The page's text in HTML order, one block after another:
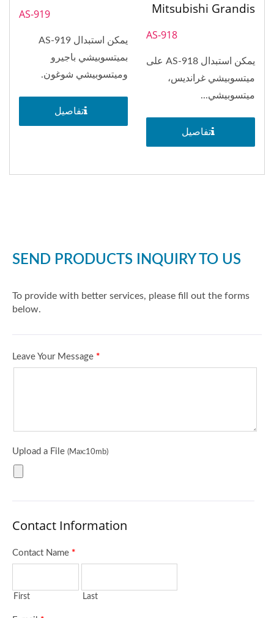
Mitsubishi Grandis
AS-918
يمكن استبدال AS-918 على
ميتسوبيشي غرانديس،
ميتسوبيشي...
تفاصيل
AS-919
يمكن استبدال AS-919
بميتسوبيشي باجيرو
وميتسوبيشي شوغون.
تفاصيل